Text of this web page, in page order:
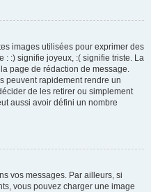
images utilisées pour exprimer des
: :) signifie joyeux, :( signifie triste. La
page de rédaction de message.
peuvent rapidement rendre un
de les retirer ou simplement
aussi avoir défini un nombre
vos messages. Par ailleurs, si
vous pouvez charger une image